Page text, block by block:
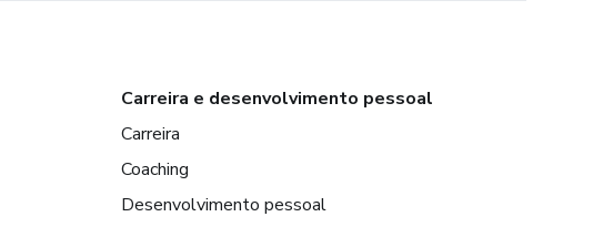
Carreira e desenvolvimento pessoal
Carreira
Coaching
Desenvolvimento pessoal